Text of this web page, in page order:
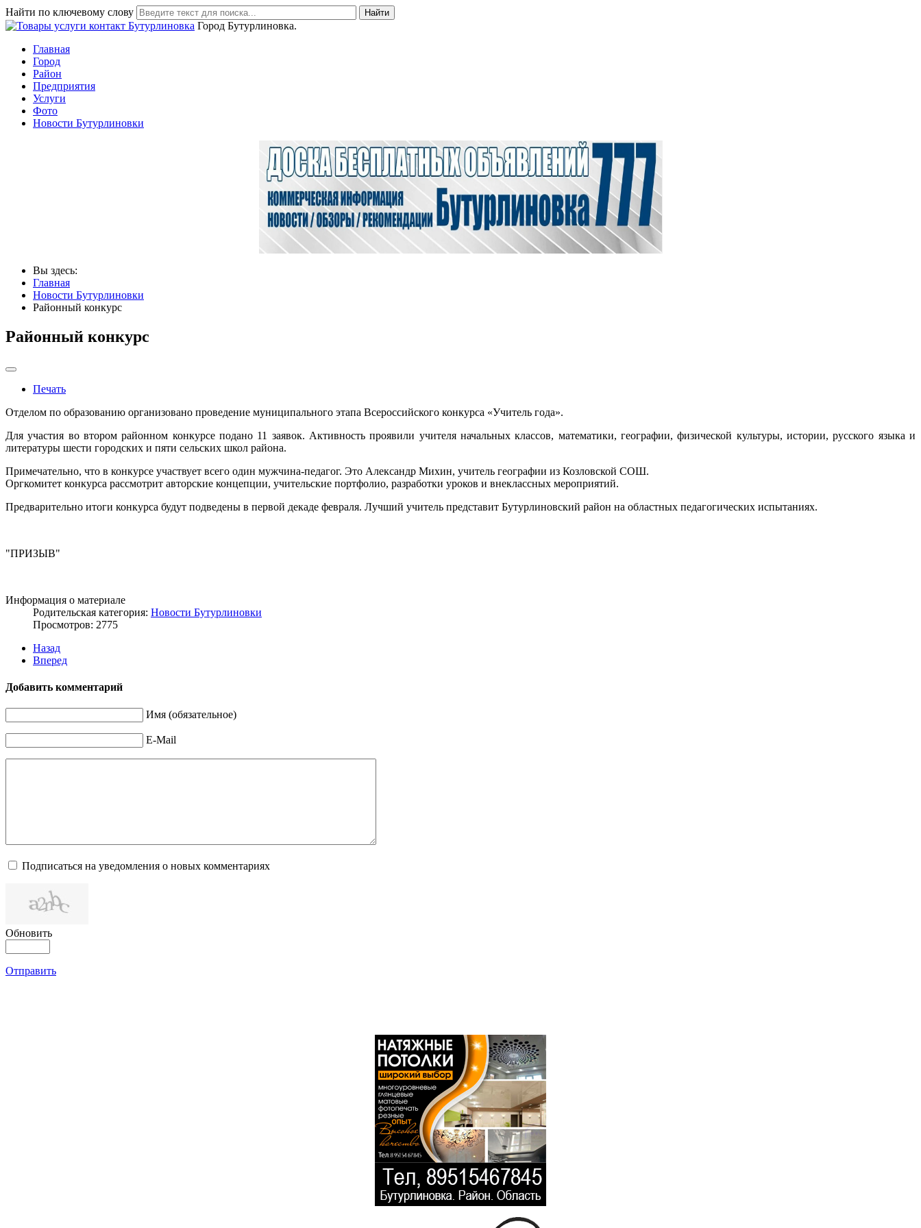
Найти по ключевому слову Найти
Город Бутурлиновка.
Главная
Город
Район
Предприятия
Услуги
Фото
Новости Бутурлиновки
Вы здесь:
Главная
Новости Бутурлиновки
Районный конкурс
Районный конкурс
Печать
Отделом по образованию организовано проведение муниципального этапа Всероссийского конкурса «Учитель года».
Для участия во втором районном конкурсе подано 11 заявок. Активность проявили учителя начальных классов, математики, географии, физической культуры, истории, русского языка и
литературы шести городских и пяти сельских школ района.
Примечательно, что в конкурсе участвует всего один мужчина-педагог. Это Александр Михин, учитель географии из Козловской СОШ.
Оргкомитет конкурса рассмотрит авторские концепции, учительские портфолио, разработки уроков и внеклассных мероприятий.
Предварительно итоги конкурса будут подведены в первой декаде февраля. Лучший учитель представит Бутурлиновский район на областных педагогических испытаниях.
"ПРИЗЫВ"
Информация о материале
Родительская категория: Новости Бутурлиновки
Просмотров: 2775
Назад
Вперед
Добавить комментарий
Имя (обязательное)
E-Mail
Подписаться на уведомления о новых комментариях
Обновить
Отправить